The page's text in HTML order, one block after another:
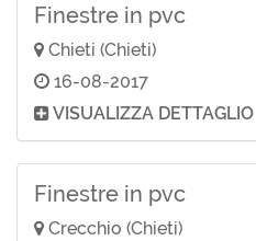
Finestre in pvc
Chieti (Chieti)
16-08-2017
VISUALIZZA DETTAGLIO
Finestre in pvc
Crecchio (Chieti)